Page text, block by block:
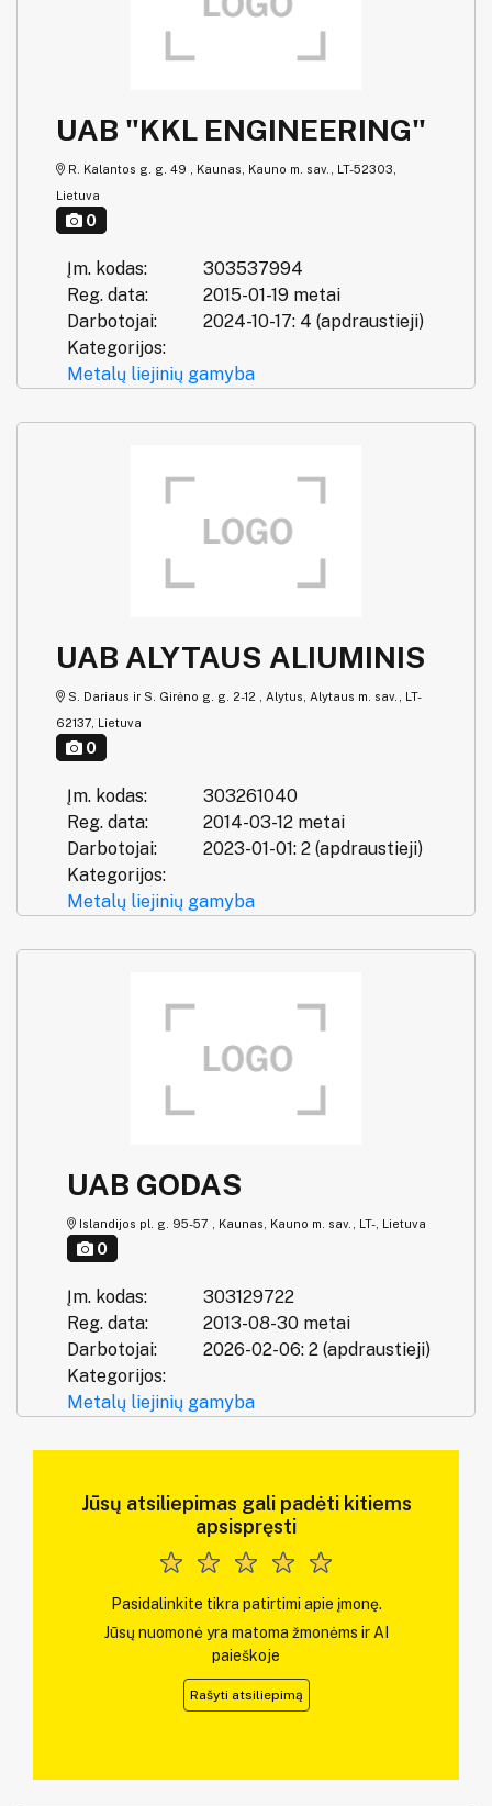
UAB "KKL ENGINEERING"
R. Kalantos g. g. 49 , Kaunas, Kauno m. sav., LT-52303,
Lietuva
0
Įm. kodas:
303537994
Reg. data:
2015-01-19 metai
Darbotojai:
2024-10-17: 4 (apdraustieji)
Kategorijos:
Metalų liejinių gamyba
UAB ALYTAUS ALIUMINIS
S. Dariaus ir S. Girėno g. g. 2-12 , Alytus, Alytaus m. sav., LT-
62137, Lietuva
0
Įm. kodas:
303261040
Reg. data:
2014-03-12 metai
Darbotojai:
2023-01-01: 2 (apdraustieji)
Kategorijos:
Metalų liejinių gamyba
UAB GODAS
Islandijos pl. g. 95-57 , Kaunas, Kauno m. sav., LT-, Lietuva
0
Įm. kodas:
303129722
Reg. data:
2013-08-30 metai
Darbotojai:
2026-02-06: 2 (apdraustieji)
Kategorijos:
Metalų liejinių gamyba
Jūsų atsiliepimas gali padėti kitiems
apsispręsti
Pasidalinkite tikra patirtimi apie įmonę.
Jūsų nuomonė yra matoma žmonėms ir AI
paieškoje
Rašyti atsiliepimą